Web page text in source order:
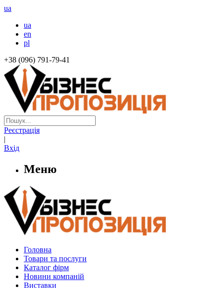
ua
ua
en
pl
+38 (096) 791-79-41
Реєстрація
|
Вхід
Меню
Головна
Товари та послуги
Каталог фірм
Новини компаній
Виставки